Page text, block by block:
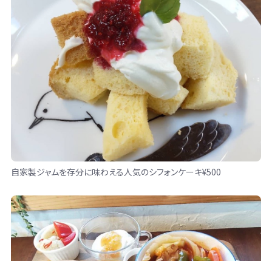
自家製ジャムを存分に味わえる人気のシフォンケーキ¥500